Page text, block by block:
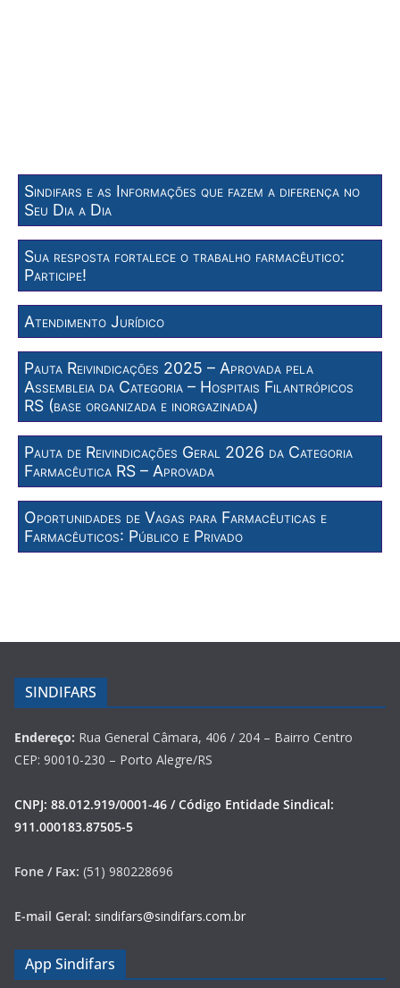
Sindifars e as Informações que fazem a diferença no
Seu Dia a Dia
Sua resposta fortalece o trabalho farmacêutico:
Participe!
Atendimento Jurídico
Pauta Reivindicações 2025 – Aprovada pela
Assembleia da Categoria – Hospitais Filantrópicos
RS (base organizada e inorgazinada)
Pauta de Reivindicações Geral 2026 da Categoria
Farmacêutica RS – Aprovada
Oportunidades de Vagas para Farmacêuticas e
Farmacêuticos: Público e Privado
SINDIFARS
Endereço: Rua General Câmara, 406 / 204 – Bairro Centro
CEP: 90010-230 – Porto Alegre/RS
CNPJ: 88.012.919/0001-46 / Código Entidade Sindical:
911.000183.87505-5
Fone / Fax: (51) 980228696
E-mail Geral: sindifars@sindifars.com.br
App Sindifars